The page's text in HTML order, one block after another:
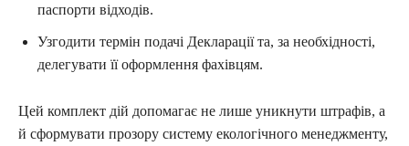
паспорти відходів.
Узгодити термін подачі Декларації та, за необхідності,
делегувати її оформлення фахівцям.
Цей комплект дій допомагає не лише уникнути штрафів, а
й сформувати прозору систему екологічного менеджменту,